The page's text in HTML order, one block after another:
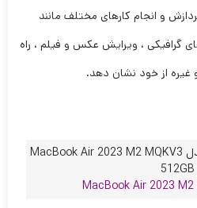
و انجام کارهای مختلف مانند
گرافیکی ، ویرایش عکس و فیلم ، راه
غیره از خود نشان دهد.
MacBook Air 2023 M2